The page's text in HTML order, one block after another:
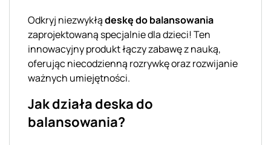
Odkryj niezwykłądeskę do balansowania
zaprojektowaną specjalnie dla dzieci! Ten
innowacyjny produkt łączy zabawę z nauką,
oferując niecodzienną rozrywkę oraz rozwijanie
ważnych umiejętności.
Jak działa deska do
balansowania?